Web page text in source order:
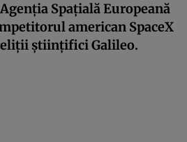
Spațială Europeană
american SpaceX
științifici Galileo.